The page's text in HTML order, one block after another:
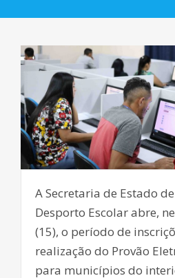
A Secretaria de Estado
Desporto Escolar abre,
(15), o período de
realização do Provão
para municípios do